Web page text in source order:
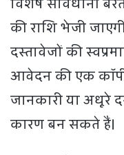
की राशि भेजी
दस्तावेजों की
आवेदन की एक
जानकारी या अधूरे
कारण बन सकते हैं।